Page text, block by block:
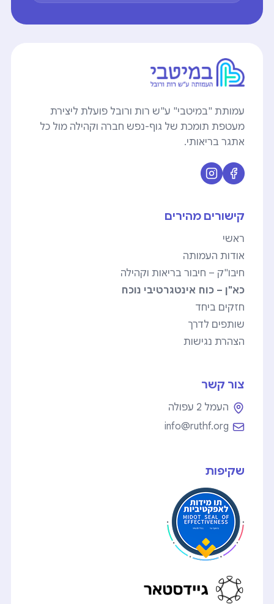
עמותת "במיטבי" ע"ש רות ורובל פועלת ליצירת
מעטפת תומכת של גוף-נפש חברה וקהילה מול כל
אתגר בריאותי.
קישורים מהירים
ראשי
אודות העמותה
חיבו"ק – חיבור בריאות וקהילה
כא"ן – כוח אינטגרטיבי נוכח
חזקים ביחד
שותפים לדרך
הצהרת נגישות
צור קשר
העמל 2 עפולה
info@ruthf.org
שקיפות